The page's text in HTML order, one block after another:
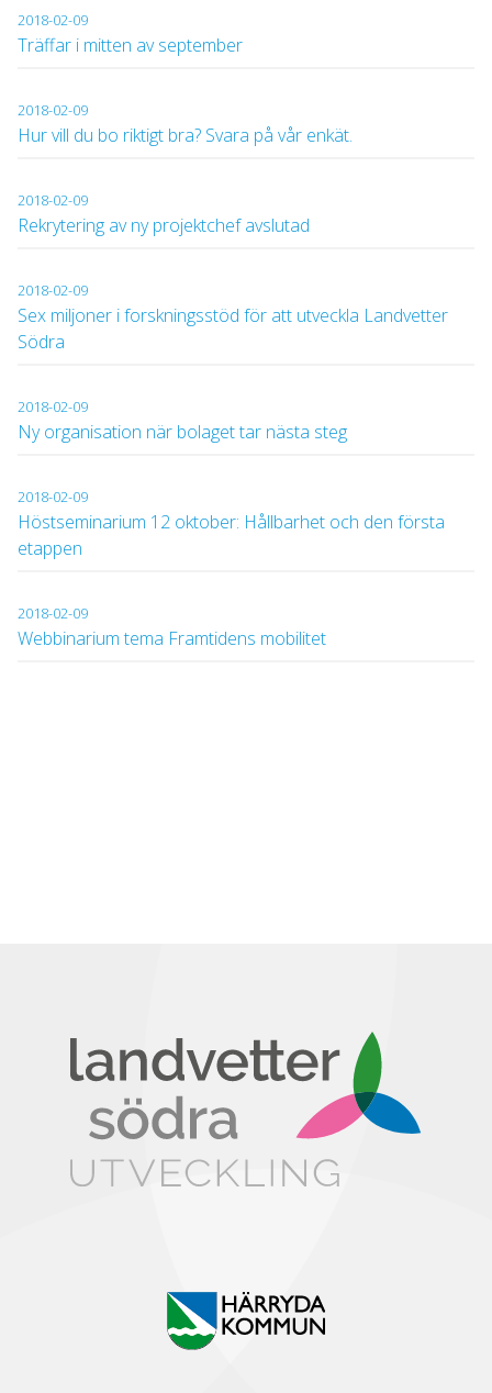
2018-02-09
Träffar i mitten av september
2018-02-09
Hur vill du bo riktigt bra? Svara på vår enkät.
2018-02-09
Rekrytering av ny projektchef avslutad
2018-02-09
Sex miljoner i forskningsstöd för att utveckla Landvetter
Södra
2018-02-09
Ny organisation när bolaget tar nästa steg
2018-02-09
Höstseminarium 12 oktober: Hållbarhet och den första
etappen
2018-02-09
Webbinarium tema Framtidens mobilitet